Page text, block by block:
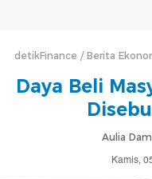
detikFinance Berita
Daya Beli
Aulia
Kamis,